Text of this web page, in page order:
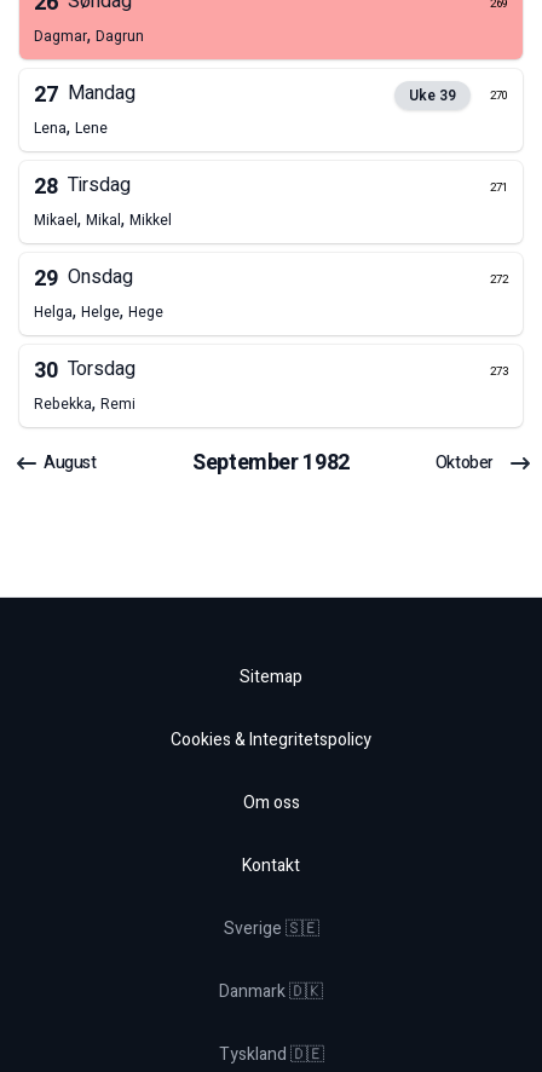
269
Dagmar, Dagrun
27 Mandag Uke 39 270
Lena, Lene
28 Tirsdag 271
Mikael, Mikal, Mikkel
29 Onsdag 272
Helga, Helge, Hege
30 Torsdag 273
Rebekka, Remi
August September1982 Oktober
Sitemap
Cookies & Integritetspolicy
Om oss
Kontakt
Sverige 🇸🇪
Danmark 🇩🇰
Tyskland 🇩🇪